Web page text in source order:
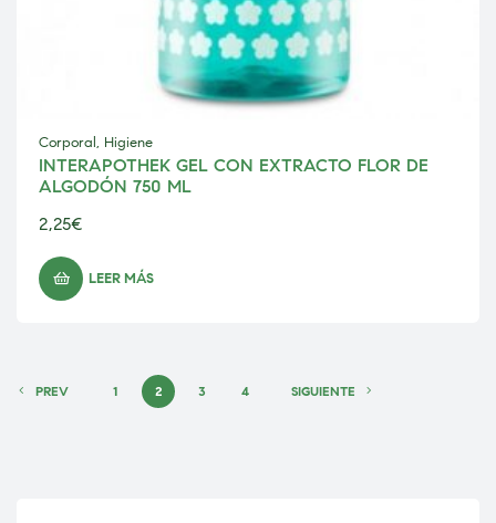
Corporal, Higiene
INTERAPOTHEK GEL CON EXTRACTO FLOR DE
ALGODÓN 750 ML
2,25€
LEER MÁS
PREV 1 2 3 4 SIGUIENTE